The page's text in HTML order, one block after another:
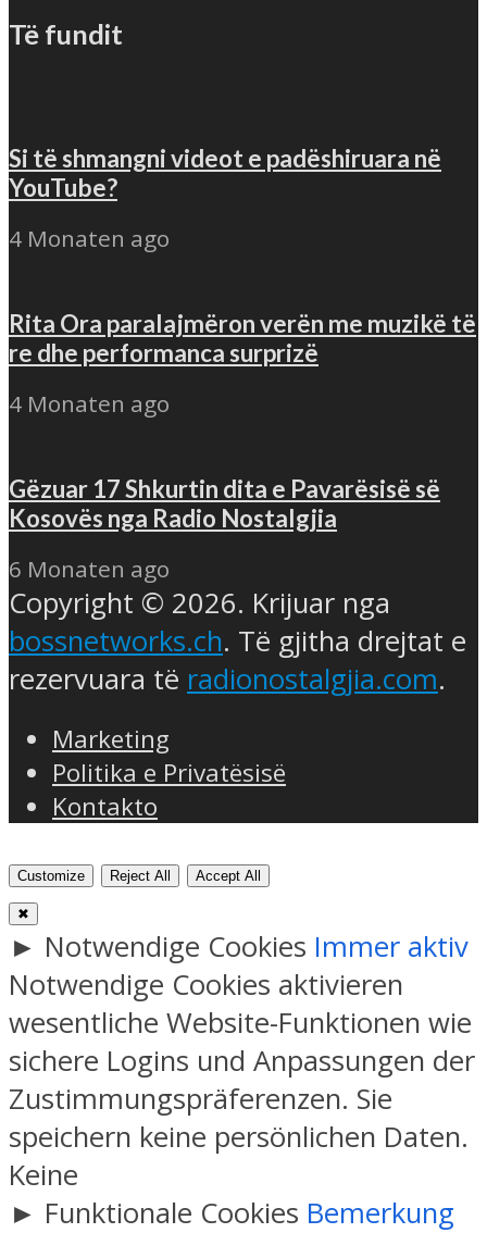
Të fundit
Si të shmangni videot e padëshiruara në
YouTube?
4 Monaten ago
Rita Ora paralajmëron verën me muzikë të
re dhe performanca surprizë
4 Monaten ago
Gëzuar 17 Shkurtin dita e Pavarësisë së
Kosovës nga Radio Nostalgjia
6 Monaten ago
Copyright © 2026. Krijuar nga
bossnetworks.ch. Të gjitha drejtat e
rezervuara të radionostalgjia.com.
Marketing
Politika e Privatësisë
Kontakto
Customize Reject All Accept All
✖
► Notwendige Cookies Immer aktiv
Notwendige Cookies aktivieren
wesentliche Website-Funktionen wie
sichere Logins und Anpassungen der
Zustimmungspräferenzen. Sie
speichern keine persönlichen Daten.
Keine
► Funktionale Cookies Bemerkung